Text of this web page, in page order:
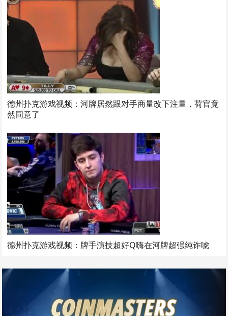
德州扑克游戏视频：河牌居然跟对手商量改下注量，荷官竟
然同意了
德州扑克游戏视频：牌手演技超好Q嗨在河牌超强纯诈唬